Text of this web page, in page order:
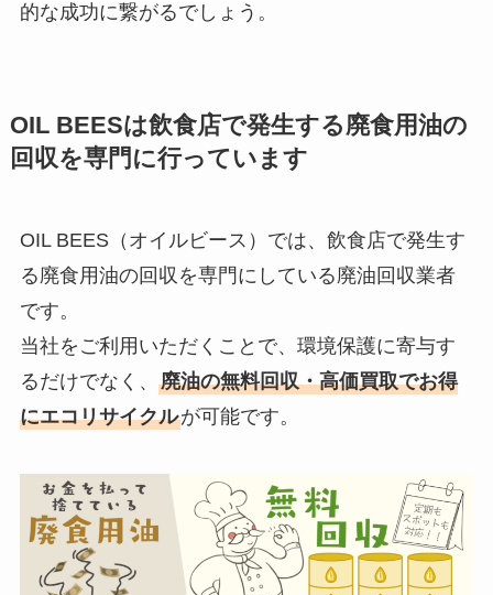
的な成功に繋がるでしょう。
OIL BEESは飲食店で発生する廃食用油の
回収を専門に行っています
OIL BEES（オイルビース）では、飲食店で発生す
る廃食用油の回収を専門にしている廃油回収業者
です。
当社をご利用いただくことで、環境保護に寄与す
るだけでなく、 廃油の無料回収・高価買取でお得
にエコリサイクルが可能です。